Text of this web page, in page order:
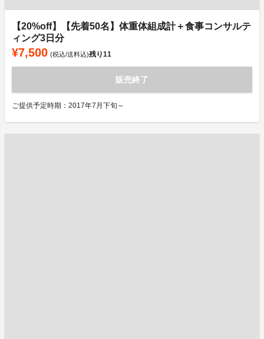
【20%off】【先着50名】体重体組成計＋食事コンサルテ
ィング3日分
¥7,500 (税込/送料込)残り11
販売終了
ご提供予定時期：2017年7月下旬～